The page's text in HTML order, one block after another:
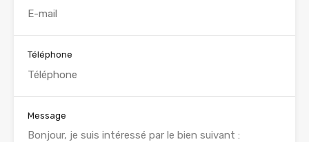
Téléphone
Message